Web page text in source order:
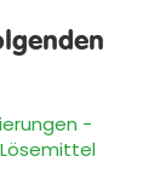
-